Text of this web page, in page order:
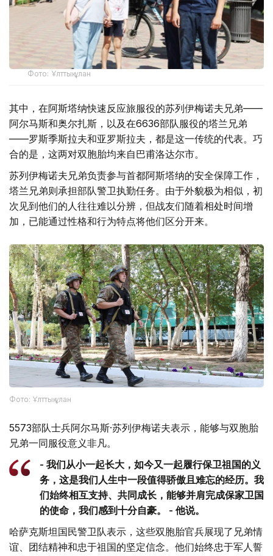
Фото: Ұлттық ұлан
其中，在阿斯塔纳快速反应旅服役的苏列伊梅诺夫兄弟——
阿尔马斯和奥尔扎斯，以及在6636部队服役的塔兰兄弟
——罗斯季斯拉夫和亚罗斯拉夫，都是这一传统的代表。巧
合的是，这两对双胞胎均来自巴甫洛达尔市。
苏列伊梅诺夫兄弟负责参与首都阿斯塔纳的安全保障工作，
塔兰兄弟则承担部队警卫执勤任务。由于外貌极为相似，初
次见到他们的人往往难以分辨，但战友们随着相处时间增
加，已能通过性格和行为特点将他们区分开来。
Фото: Ұлттық ұлан
5573部队士兵阿尔马斯·苏列伊梅诺夫表示，能够与双胞胎
兄弟一同服役意义非凡。
- 我们从小一起长大，如今又一起履行保卫祖国的义
务，这是我们人生中一段值得骄傲且难忘的经历。我
们始终相互支持、共同成长，能够并肩完成保家卫国
的使命，我们感到十分自豪。 - 他说。
哈萨克斯坦国民警卫队表示，这些双胞胎官兵展现了兄弟情
谊、团结精神和忠于祖国的坚定信念。他们始终忠于军人誓